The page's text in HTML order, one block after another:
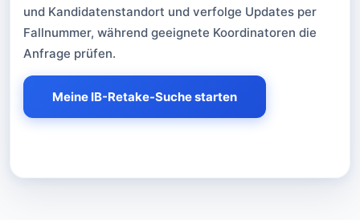
und Kandidatenstandort und verfolge Updates per
Fallnummer, während geeignete Koordinatoren die
Anfrage prüfen.
Meine IB-Retake-Suche starten